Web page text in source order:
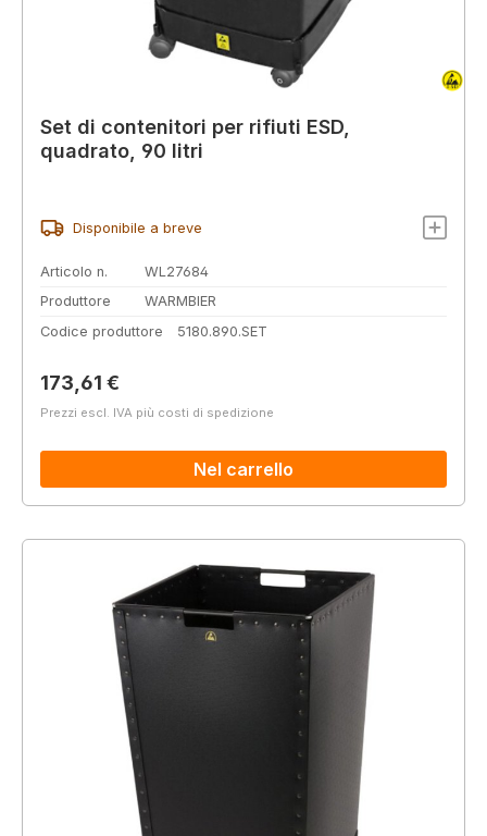
Set di contenitori per rifiuti ESD,
quadrato, 90 litri
Disponibile a breve
Articolo n.
WL27684
Produttore
WARMBIER
Codice produttore
5180.890.SET
Prezzo normale:
173,61 €
Prezzi escl. IVA più costi di spedizione
Nel carrello